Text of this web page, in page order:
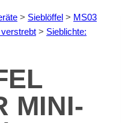
> Sieb­löf­fel > MS03
> Sieb­lich­te:
MI­NI­